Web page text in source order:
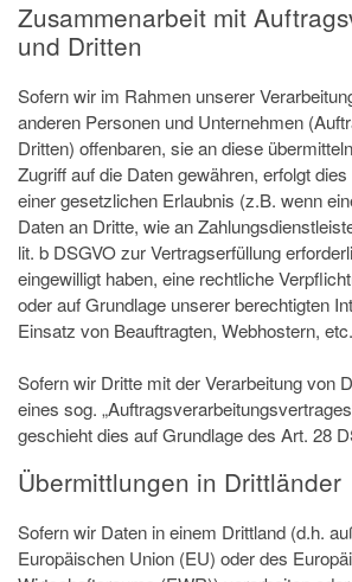
Zusammenarbeit mit
und Dritten
Sofern wir im Rahmen unserer
anderen Personen und Unternehmen
Dritten) offenbaren, sie an diese
Zugriff auf die Daten gewähren, erfolgt
einer gesetzlichen Erlaubnis (z.B. wenn
Daten an Dritte, wie an
lit. b DSGVO zur Vertragserfüllung
eingewilligt haben, eine rechtliche
oder auf Grundlage unserer berechtigten
Einsatz von Beauftragten, Webhostern,
Sofern wir Dritte mit der Verarbeitung von
eines sog.
geschieht dies auf Grundlage des Art. 28
Übermittlungen in Drittländer
Sofern wir Daten in einem Drittland (d.h.
Europäischen Union (EU) oder des